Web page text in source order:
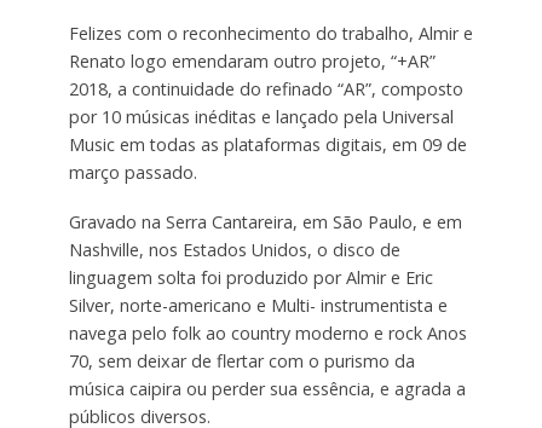
Felizes com o reconhecimento do trabalho, Almir e
Renato logo emendaram outro projeto, “+AR”
2018, a continuidade do refinado “AR”, composto
por 10 músicas inéditas e lançado pela Universal
Music em todas as plataformas digitais, em 09 de
março passado.
Gravado na Serra Cantareira, em São Paulo, e em
Nashville, nos Estados Unidos, o disco de
linguagem solta foi produzido por Almir e Eric
Silver, norte-americano e Multi- instrumentista e
navega pelo folk ao country moderno e rock Anos
70, sem deixar de flertar com o purismo da
música caipira ou perder sua essência, e agrada a
públicos diversos.